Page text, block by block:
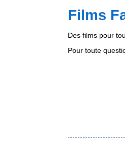
Films
Des films pour
Pour toute